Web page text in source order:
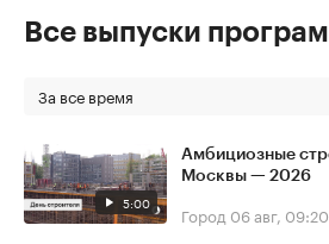
Все выпуски
За все время
5:00
Амбициозные
Москвы — 2026
Город 06 авг, 09:20